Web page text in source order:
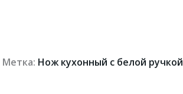
Метка: Нож кухонный с белой ручкой